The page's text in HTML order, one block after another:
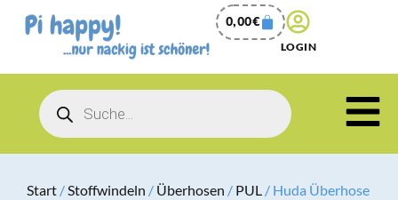
0,00€
LOGIN
Start /Stoffwindeln / Überhosen / PUL / Huda Überhose